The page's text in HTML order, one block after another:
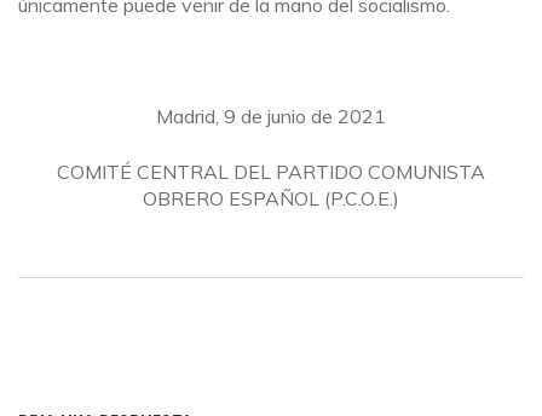
únicamente puede venir de la mano del socialismo.
Madrid, 9 de junio de 2021
COMITÉ CENTRAL DEL PARTIDO COMUNISTA
OBRERO ESPAÑOL (P.C.O.E.)